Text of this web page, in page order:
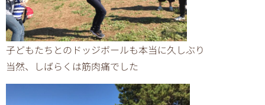
子どもたちとのドッジボールも本当に久しぶり
当然、しばらくは筋肉痛でした